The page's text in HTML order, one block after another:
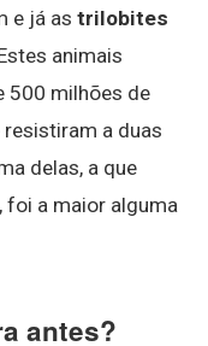
e já as trilobites
animais
500 milhões de
a duas
delas, a que
foi a maior alguma
antes?